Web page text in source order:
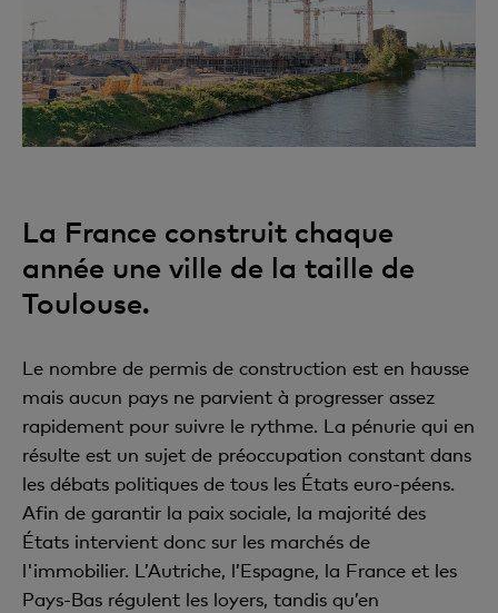
La France construit chaque
année une ville de la taille de
Toulouse.
Le nombre de permis de construction est en hausse
mais aucun pays ne parvient à progresser assez
rapidement pour suivre le rythme. La pénurie qui en
résulte est un sujet de préoccupation constant dans
les débats politiques de tous les États euro-péens.
Afin de garantir la paix sociale, la majorité des
États intervient donc sur les marchés de
l'immobilier. L’Autriche, l’Espagne, la France et les
Pays-Bas régulent les loyers, tandis qu’en